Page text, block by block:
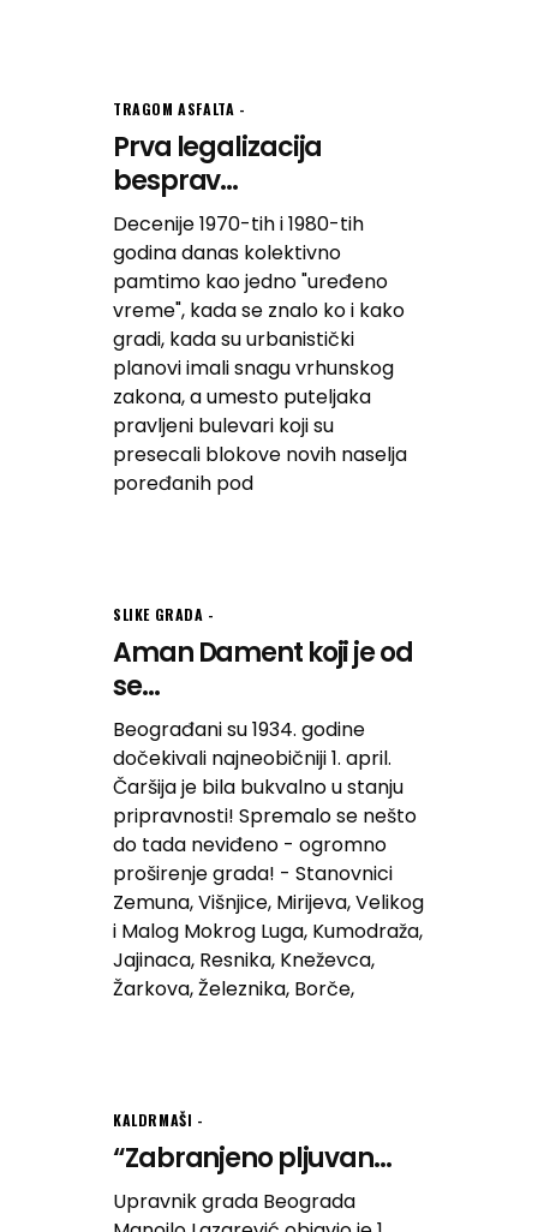
TRAGOM ASFALTA
Prva legalizacija
besprav...
Decenije 1970-tih i 1980-tih
godina danas kolektivno
pamtimo kao jedno "uređeno
vreme", kada se znalo ko i kako
gradi, kada su urbanistički
planovi imali snagu vrhunskog
zakona, a umesto puteljaka
pravljeni bulevari koji su
presecali blokove novih naselja
poređanih pod
SLIKE GRADA
Aman Dament koji je od
se...
Beograđani su 1934. godine
dočekivali najneobičniji 1. april.
Čaršija je bila bukvalno u stanju
pripravnosti! Spremalo se nešto
do tada neviđeno - ogromno
proširenje grada! - Stanovnici
Zemuna, Višnjice, Mirijeva, Velikog
i Malog Mokrog Luga, Kumodraža,
Jajinaca, Resnika, Kneževca,
Žarkova, Železnika, Borče,
KALDRMAŠI
“Zabranjeno pljuvan...
Upravnik grada Beograda